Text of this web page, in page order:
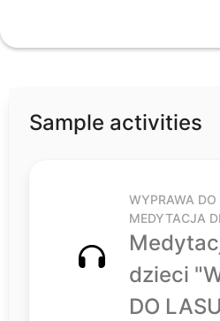
Sample activities
WYPRAWA DO
MEDYTACJA
dzieci
DO